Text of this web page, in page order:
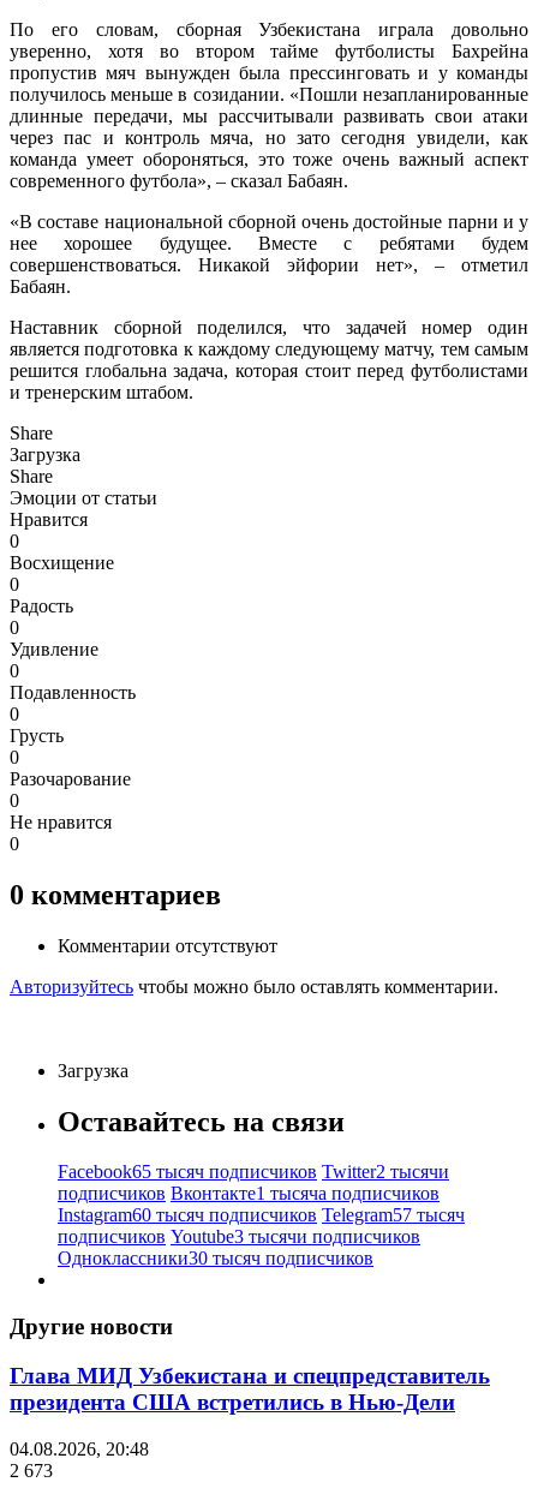
По его словам, сборная Узбекистана играла довольно
уверенно, хотя во втором тайме футболисты Бахрейна
пропустив мяч вынужден была прессинговать и у команды
получилось меньше в созидании. «Пошли незапланированные
длинные передачи, мы рассчитывали развивать свои атаки
через пас и контроль мяча, но зато сегодня увидели, как
команда умеет обороняться, это тоже очень важный аспект
современного футбола», – сказал Бабаян.
«В составе национальной сборной очень достойные парни и у
нее хорошее будущее. Вместе с ребятами будем
совершенствоваться. Никакой эйфории нет», – отметил
Бабаян.
Наставник сборной поделился, что задачей номер один
является подготовка к каждому следующему матчу, тем самым
решится глобальна задача, которая стоит перед футболистами
и тренерским штабом.
Share
Загрузка
Share
Эмоции от статьи
Нравится
0
Восхищение
0
Радость
0
Удивление
0
Подавленность
0
Грусть
0
Разочарование
0
Не нравится
0
0 комментариев
Комментарии отсутствуют
Авторизуйтесь чтобы можно было оставлять комментарии.
Загрузка
Оставайтесь на связи
Facebook65 тысяч подписчиков Twitter2 тысячи
подписчиков Вконтакте1 тысяча подписчиков
Instagram60 тысяч подписчиков Telegram57 тысяч
подписчиков Youtube3 тысячи подписчиков
Одноклассники30 тысяч подписчиков
Другие новости
Глава МИД Узбекистана и спецпредставитель
президента США встретились в Нью-Дели
04.08.2026, 20:48
2 673